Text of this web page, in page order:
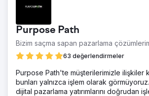
Purpose Path
Bizim saçma sapan pazarlama
63 değerlendirmeler
Purpose Path'te müşterilerimizle ilişkiler
bunları yalnızca işlem olarak
dijital pazarlama yatırımlarını doğrudan